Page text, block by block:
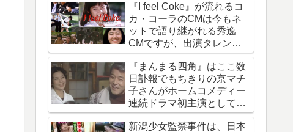
『I feel Coke』が流れるコ
カ・コーラのCMは今もネ
ットで語り継がれる秀逸
CMですが、出演タレント
は今どうしているのでしょ
う『まんまる四角』はここ数
日訃報でもちきりの京マチ
子さんがホームコメディー
連続ドラマ初主演として話
題になった作品
新潟少女監禁事件は、日本